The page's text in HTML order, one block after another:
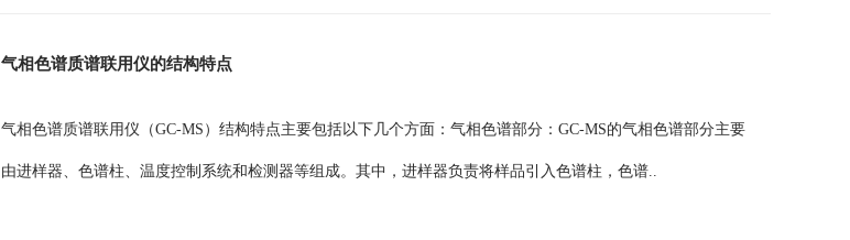
气相色谱质谱联用仪的结构特点
气相色谱质谱联用仪（GC-MS）结构特点主要包括以下几个方面：气相色谱部分：GC-MS的气相色谱部分主要
由进样器、色谱柱、温度控制系统和检测器等组成。其中，进样器负责将样品引入色谱柱，色谱..